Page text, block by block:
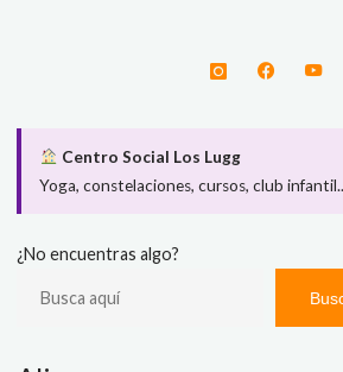
Centro Social Los Lugg
Yoga, constelaciones, cursos, club
¿No encuentras algo?